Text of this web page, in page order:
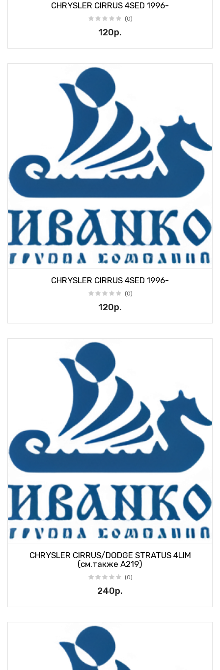
CHRYSLER CIRRUS 4SED 1996-
(0)
120р.
CHRYSLER CIRRUS 4SED 1996-
(0)
120р.
CHRYSLER CIRRUS/DODGE STRATUS 4LIM
(см.также A219)
(0)
240р.